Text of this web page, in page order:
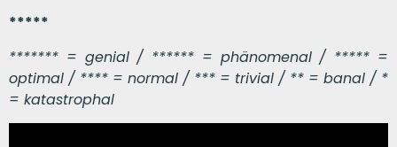
*****
******* = genial / ****** = phänomenal / ***** =
optimal / **** = normal / *** = trivial / ** = banal / *
= katastrophal